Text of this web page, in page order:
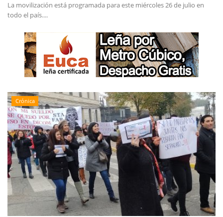
La movilización está programada para este miércoles 26 de julio en
todo el país....
Crónica